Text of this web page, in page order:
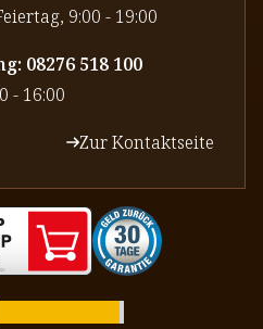
9:00 - 19:00
08276 518 100
- 16:00
Zur Kontaktseite